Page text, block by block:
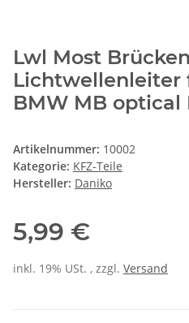
Lwl Most
Lichtwellenleiter
BMW MB optical
Artikelnummer: 10002
Kategorie: KFZ-Teile
Hersteller: Daniko
5,99 €
inkl. 19% USt. , zzgl. Versand